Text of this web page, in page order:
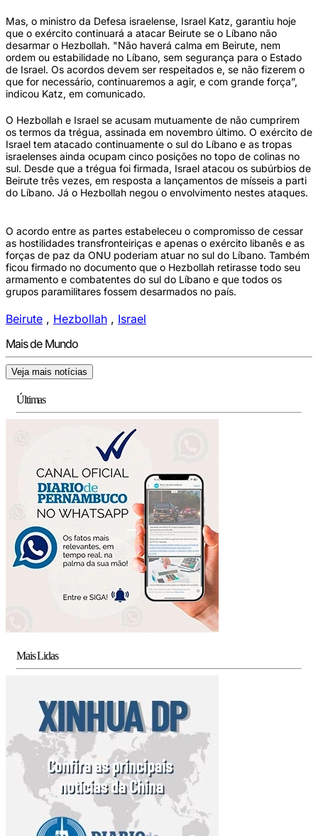
Mas, o ministro da Defesa israelense, Israel Katz, garantiu hoje
que o exército continuará a atacar Beirute se o Líbano não
desarmar o Hezbollah. "Não haverá calma em Beirute, nem
ordem ou estabilidade no Líbano, sem segurança para o Estado
de Israel. Os acordos devem ser respeitados e, se não fizerem o
que for necessário, continuaremos a agir, e com grande força”,
indicou Katz, em comunicado.
O Hezbollah e Israel se acusam mutuamente de não cumprirem
os termos da trégua, assinada em novembro último. O exército de
Israel tem atacado continuamente o sul do Líbano e as tropas
israelenses ainda ocupam cinco posições no topo de colinas no
sul. Desde que a trégua foi firmada, Israel atacou os subúrbios de
Beirute três vezes, em resposta a lançamentos de mísseis a parti
do Líbano. Já o Hezbollah negou o envolvimento nestes ataques.
O acordo entre as partes estabeleceu o compromisso de cessar
as hostilidades transfronteiriças e apenas o exército libanês e as
forças de paz da ONU poderiam atuar no sul do Líbano. Também
ficou firmado no documento que o Hezbollah retirasse todo seu
armamento e combatentes do sul do Líbano e que todos os
grupos paramilitares fossem desarmados no país.
Beirute , Hezbollah , Israel
Mais de Mundo
Veja mais notícias
Últimas
Mais Lidas